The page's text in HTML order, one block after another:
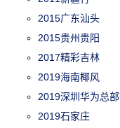
2015广东汕头
2015贵州贵阳
2017精彩吉林
2019海南椰风
2019深圳华为总部
2019石家庄